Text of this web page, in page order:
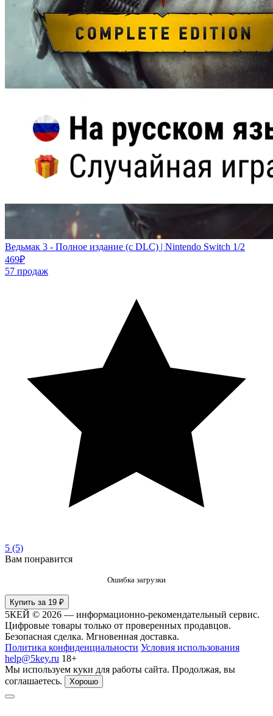
Ведьмак 3 - Полное издание (с DLC) | Nintendo Switch 1/2
469₽
57 продаж
5 (5)
Вам понравится
Ошибка загрузки
Купить за 19 ₽
5КЕЙ © 2026 — информационно-рекомендательный сервис.
Цифровые товары только от проверенных продавцов.
Безопасная сделка. Мгновенная доставка.
Политика конфиденциальности Условия использования
help@5key.ru 18+
Мы используем куки для работы сайта. Продолжая, вы
соглашаетесь.
Хорошо